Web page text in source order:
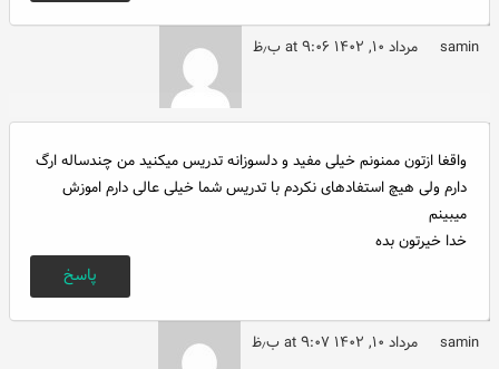
samin مرداد ۱۰, ۱۴۰۲ at ۹:۰۶ ب٫ظ
واقغا ازتون ممنونم خیلی مفید و دلسوزانه تدریس میکنید من چندساله ارگ
دارم ولی هیچ استفادهای نکردم با تدریس شما خیلی عالی دارم اموزش
میبینم
خدا خیرتون بده
پاسخ
samin مرداد ۱۰, ۱۴۰۲ at ۹:۰۷ ب٫ظ